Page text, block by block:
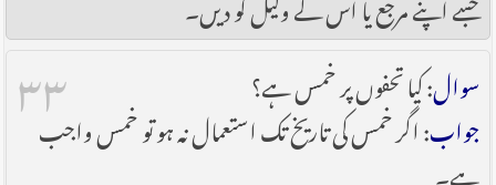
۳۳ سوال: کیا تحفوں پر خمس ہے؟
جواب: اگر خمس کی تاریخ تک استعمال نہ ہو تو خمس واجب
ہے۔